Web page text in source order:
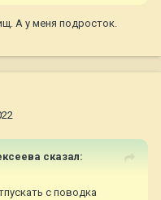
А у меня подросток.
сказал:
с поводка